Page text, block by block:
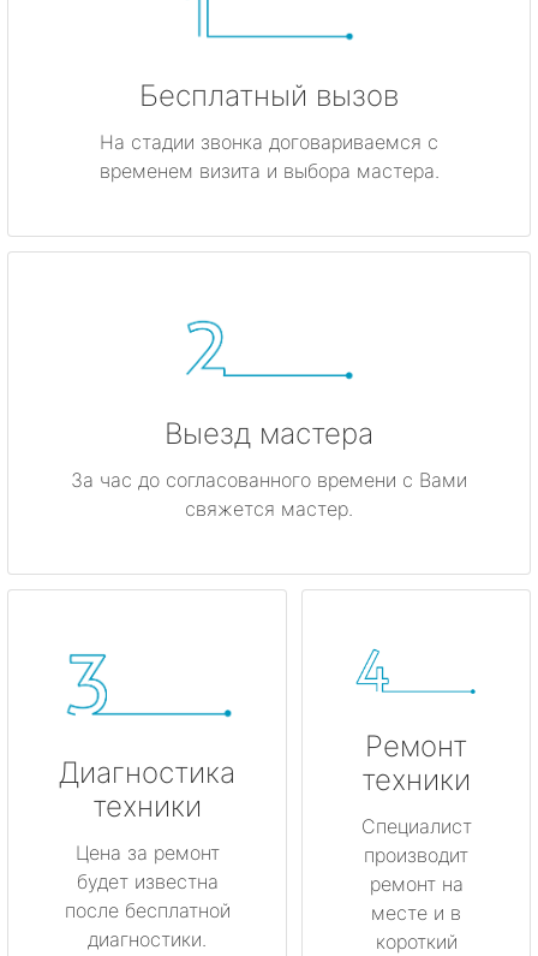
Бесплатный вызов
На стадии звонка договариваемся с
временем визита и выбора мастера.
Выезд мастера
За час до согласованного времени с Вами
свяжется мастер.
Диагностика
техники
Цена за ремонт
будет известна
после бесплатной
диагностики.
Ремонт
техники
Специалист
производит
ремонт на
месте и в
короткий